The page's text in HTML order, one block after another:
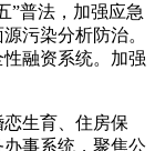
”普法，加强应急
污染分析防治。
融资系统。加强
生育、住房保
事系统，聚焦公